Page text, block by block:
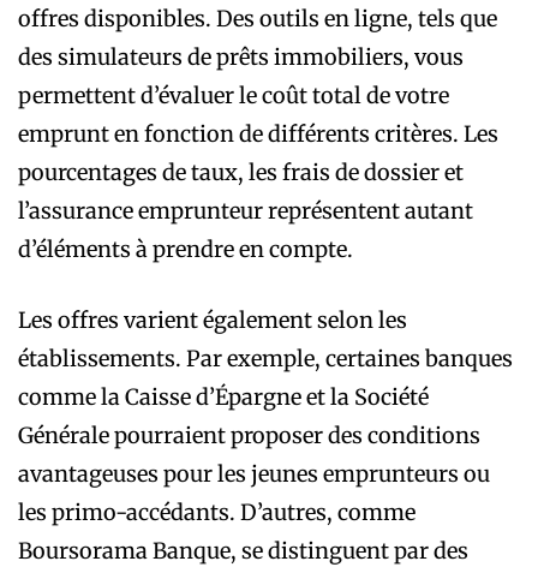
offres disponibles. Des outils en ligne, tels que
des simulateurs de prêts immobiliers, vous
permettent d’évaluer le coût total de votre
emprunt en fonction de différents critères. Les
pourcentages de taux, les frais de dossier et
l’assurance emprunteur représentent autant
d’éléments à prendre en compte.
Les offres varient également selon les
établissements. Par exemple, certaines banques
comme la Caisse d’Épargne et la Société
Générale pourraient proposer des conditions
avantageuses pour les jeunes emprunteurs ou
les primo-accédants. D’autres, comme
Boursorama Banque, se distinguent par des